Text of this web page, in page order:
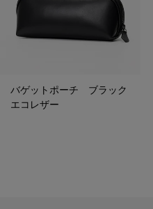
バゲットポーチ ブラック
エコレザー